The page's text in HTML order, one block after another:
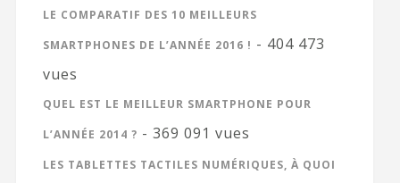
LE COMPARATIF DES 10 MEILLEURS
SMARTPHONES DE L’ANNÉE 2016 ! - 404 473
vues
QUEL EST LE MEILLEUR SMARTPHONE POUR
L’ANNÉE 2014 ? - 369 091 vues
LES TABLETTES TACTILES NUMÉRIQUES, À QUOI